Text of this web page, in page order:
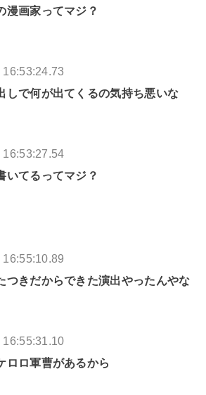
漫画家ってマジ？
しで何が出てくるの気持ち悪いな
いてるってマジ？
つきだからできた演出やったんやな
ロロ軍曹があるから